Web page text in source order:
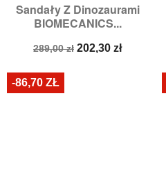
Sandały Z Dinozaurami
BIOMECANICS...
Cena
289,00 zł Cena
202,30 zł
-86,70 ZŁ